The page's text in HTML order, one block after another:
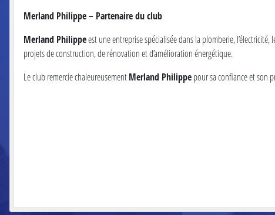
Merland Philippe – Partenaire du club
Merland Philippeest une entreprise spécialisée dans la plomberie,
projets de construction, de rénovation et d’amélioration énergétique.
Le club remercie chaleureusementMerland Philippepour sa confiance et son